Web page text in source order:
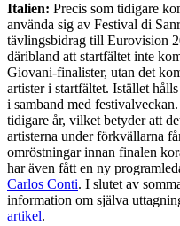
Italien: Precis som tidigare
använda sig av Festival di
tävlingsbidrag till Eurovision
däribland att startfältet inte
Giovani-finalister, utan det
artister i startfältet. Istället
i samband med
tidigare år, vilket betyder att
artisterna under förkvällarna
omröstningar innan finalen
har även fått en ny
Carlos Conti. I slutet av
information om själva
artikel.